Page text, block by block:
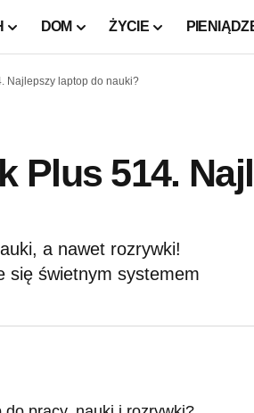
DOM ŻYCIE
Najlepszy laptop do nauki?
Plus 514.
a nawet rozrywki!
się świetnym systemem